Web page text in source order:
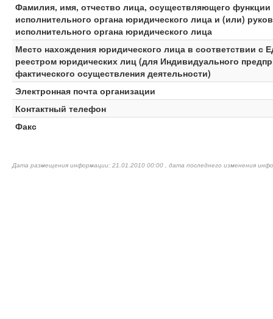
Фамилия, имя, отчество лица, осуществляющего функции
исполнительного органа юридического лица и (или)
исполнительного органа юридического лица
Место нахождения юридического лица в соответствии с
реестром юридических лиц (для Индивидуального
фактического осуществления деятельности)
Электронная почта организации
Контактный телефон
Факс
Дата размещения информации: 21.01.2010 00:00 , дата последнего изменения